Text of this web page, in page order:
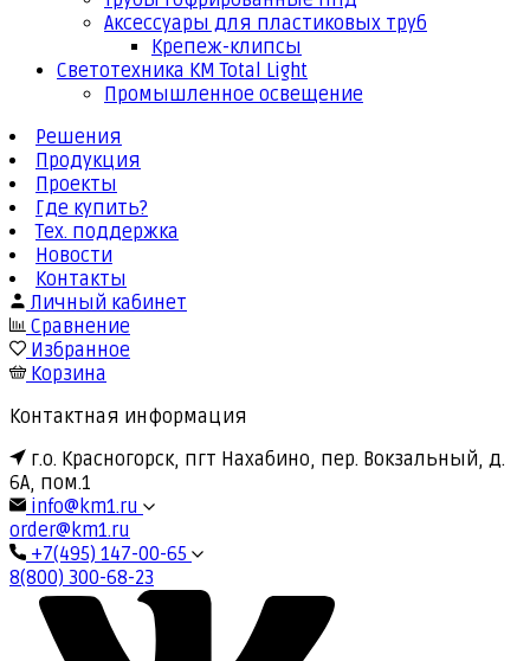
Аксессуары для пластиковых труб
Крепеж-клипсы
Светотехника КМ Total Light
Промышленное освещение
Решения
Продукция
Проекты
Где купить?
Тех. поддержка
Новости
Контакты
Личный кабинет
Сравнение
Избранное
Корзина
Контактная информация
г.о. Красногорск, пгт Нахабино, пер. Вокзальный, д.
6А, пом.1
info@km1.ru
order@km1.ru
+7(495) 147-00-65
8(800) 300-68-23